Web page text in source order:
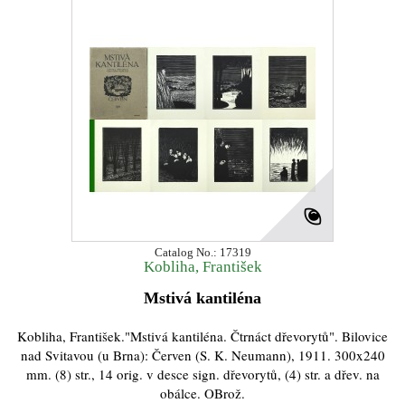
Catalog No.: 17319
Kobliha, František
Mstivá kantiléna
Kobliha, František."Mstivá kantiléna. Čtrnáct dřevorytů". Bilovice
nad Svitavou (u Brna): Červen (S. K. Neumann), 1911. 300x240
mm. (8) str., 14 orig. v desce sign. dřevorytů, (4) str. a dřev. na
obálce. OBrož.